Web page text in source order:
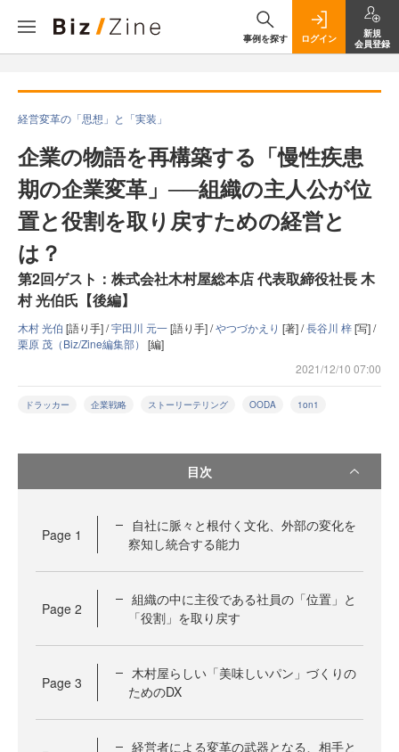
事例を探す ログイン
新規
会員登録
経営変革の「思想」と「実装」
企業の物語を再構築する「慢性疾患
期の企業変革」──組織の主人公が位
置と役割を取り戻すための経営と
は？
第2回ゲスト：株式会社木村屋総本店 代表取締役社長 木
村 光伯氏【後編】
木村 光伯 [語り手] /宇田川 元一[語り手] /やつづかえり [著] /長谷川 梓[写] /
栗原 茂（Biz/Zine編集部） [編]
2021/12/10 07:00
ドラッカー 企業戦略 ストーリーテリング OODA 1on1
目次
Page 1
自社に脈々と根付く文化、外部の変化を
察知し統合する能力
Page 2
組織の中に主役である社員の「位置」と
「役割」を取り戻す
Page 3
木村屋らしい「美味しいパン」づくりの
ためのDX
経営者による変革の武器となる、相手と